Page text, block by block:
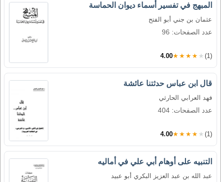
المبهج في تفسير أسماء ديوان الحماسة
عثمان بن جني أبو الفتح
عدد الصفحات: 96
4.00★★★★★ (1)
قال ابن عباس حدثتنا عائشة
فهد العرابي الحارثي
عدد الصفحات: 404
4.00★★★★★ (1)
التنبيه على أوهام أبي علي في أماليه
عبد الله بن عبد العزيز البكري أبو عبيد